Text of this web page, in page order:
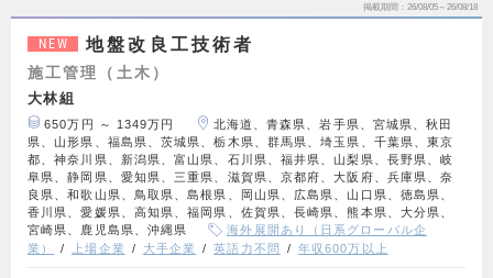
掲載期間 26/08/05～26/08/18
NEW 地盤改良工技術者
施工管理（土木）
大林組
650万円 ～ 1349万円
北海道、青森県、岩手県、宮城県、秋田
県、山形県、福島県、茨城県、栃木県、群馬県、埼玉県、千葉県、東京
都、神奈川県、新潟県、富山県、石川県、福井県、山梨県、長野県、岐
阜県、静岡県、愛知県、三重県、滋賀県、京都府、大阪府、兵庫県、奈
良県、和歌山県、鳥取県、島根県、岡山県、広島県、山口県、徳島県、
香川県、愛媛県、高知県、福岡県、佐賀県、長崎県、熊本県、大分県、
宮崎県、鹿児島県、沖縄県
海外展開あり（日系グローバル企
業）
上場企業 大手企業 英語力不問 年収600万以上